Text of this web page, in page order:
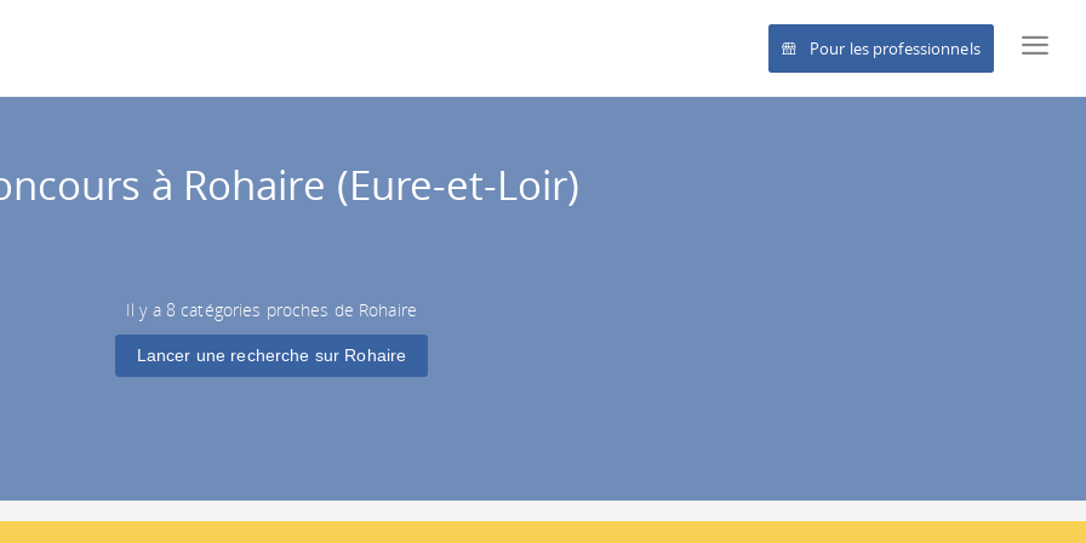
Pour les professionnels
à Rohaire (Eure-et-Loir)
Il y a 8 catégories proches de Rohaire
Lancer une recherche sur Rohaire